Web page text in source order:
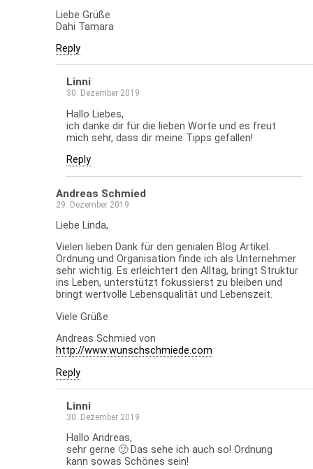
Liebe Grüße
Dahi Tamara
Reply
Linni
30. Dezember 2019
Hallo Liebes,
ich danke dir für die lieben Worte und es freut
mich sehr, dass dir meine Tipps gefallen!
Reply
Andreas Schmied
29. Dezember 2019
Liebe Linda,
Vielen lieben Dank für den genialen Blog Artikel.
Ordnung und Organisation finde ich als Unternehmer
sehr wichtig. Es erleichtert den Alltag, bringt Struktur
ins Leben, unterstützt fokussierst zu bleiben und
bringt wertvolle Lebensqualität und Lebenszeit.
Viele Grüße
Andreas Schmied von
http://www.wunschschmiede.com
Reply
Linni
30. Dezember 2019
Hallo Andreas,
sehr gerne 🙂 Das sehe ich auch so! Ordnung
kann sowas Schönes sein!